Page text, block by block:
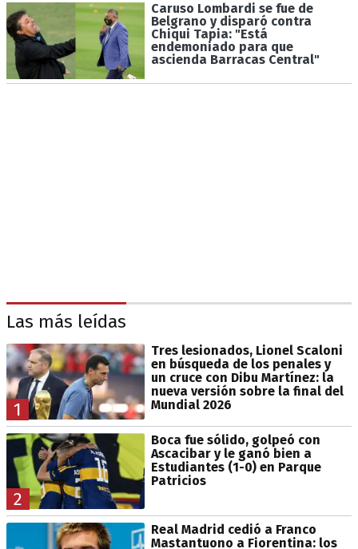
Caruso Lombardi se fue de
Belgrano y disparó contra
Chiqui Tapia: "Está
endemoniado para que
ascienda Barracas Central"
Las más leídas
1
Tres lesionados, Lionel Scaloni
en búsqueda de los penales y
un cruce con Dibu Martínez: la
nueva versión sobre la final del
Mundial 2026
2
Boca fue sólido, golpeó con
Ascacibar y le ganó bien a
Estudiantes (1-0) en Parque
Patricios
Real Madrid cedió a Franco
Mastantuono a Fiorentina: los